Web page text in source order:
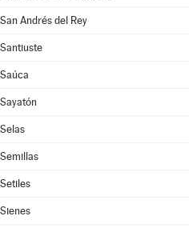
San Andrés del Rey
Santiuste
Saúca
Sayatón
Selas
Semillas
Setiles
Sienes